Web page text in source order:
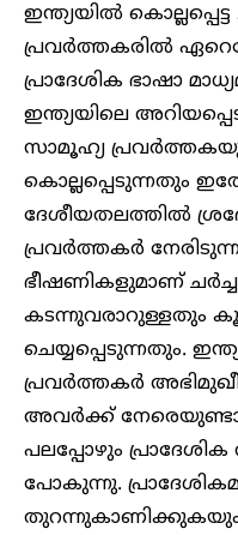
ഇന്ത്യയിൽ
പ്രവർത്തകരിൽ
പ്രാദേശിക ഭാഷാ
ഇന്ത്യയിലെ
സാമൂഹ്യ
കൊല്ലപ്പെടുന്നതും
ദേശീയതലത്തിൽ
പ്രവർത്തകർ
ഭീഷണികളുമാണ്
കടന്നുവരാറുള്ളതും
ചെയ്യപ്പെടുന്നതും.
പ്രവർത്തകർ
അവർക്ക്
പലപ്പോഴും
പോകുന്നു.